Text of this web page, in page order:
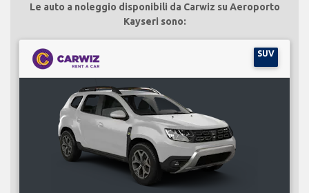
Le auto a noleggio disponibili da Carwiz su Aeroporto
Kayseri sono:
SUV